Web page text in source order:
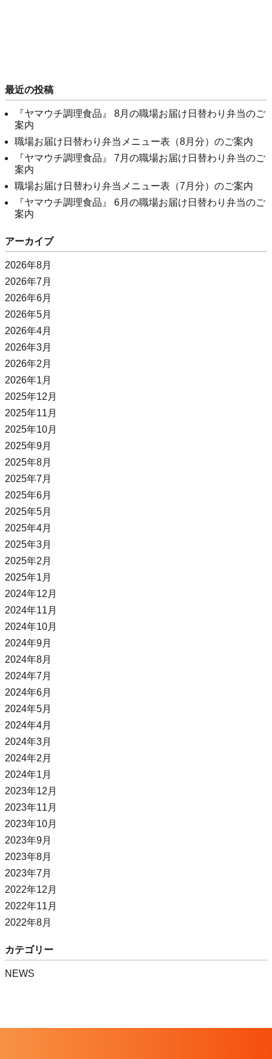
最近の投稿
『ヤマウチ調理食品』 8月の職場お届け日替わり弁当のご
案内
職場お届け日替わり弁当メニュー表（8月分）のご案内
『ヤマウチ調理食品』 7月の職場お届け日替わり弁当のご
案内
職場お届け日替わり弁当メニュー表（7月分）のご案内
『ヤマウチ調理食品』 6月の職場お届け日替わり弁当のご
案内
アーカイブ
2026年8月
2026年7月
2026年6月
2026年5月
2026年4月
2026年3月
2026年2月
2026年1月
2025年12月
2025年11月
2025年10月
2025年9月
2025年8月
2025年7月
2025年6月
2025年5月
2025年4月
2025年3月
2025年2月
2025年1月
2024年12月
2024年11月
2024年10月
2024年9月
2024年8月
2024年7月
2024年6月
2024年5月
2024年4月
2024年3月
2024年2月
2024年1月
2023年12月
2023年11月
2023年10月
2023年9月
2023年8月
2023年7月
2022年12月
2022年11月
2022年8月
カテゴリー
NEWS